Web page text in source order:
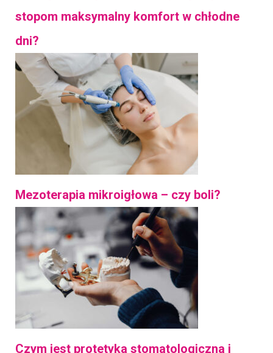
stopom maksymalny komfort w chłodne
dni?
Mezoterapia mikroigłowa – czy boli?
Czym jest protetyka stomatologiczna i